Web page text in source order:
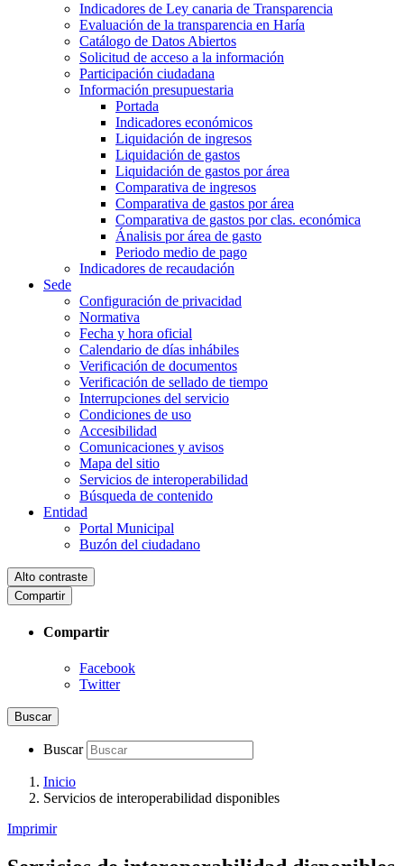
Indicadores de Ley canaria de Transparencia
Evaluación de la transparencia en Haría
Catálogo de Datos Abiertos
Solicitud de acceso a la información
Participación ciudadana
Información presupuestaria
Portada
Indicadores económicos
Liquidación de ingresos
Liquidación de gastos
Liquidación de gastos por área
Comparativa de ingresos
Comparativa de gastos por área
Comparativa de gastos por clas. económica
Ánalisis por área de gasto
Periodo medio de pago
Indicadores de recaudación
Sede
Configuración de privacidad
Normativa
Fecha y hora oficial
Calendario de días inhábiles
Verificación de documentos
Verificación de sellado de tiempo
Interrupciones del servicio
Condiciones de uso
Accesibilidad
Comunicaciones y avisos
Mapa del sitio
Servicios de interoperabilidad
Búsqueda de contenido
Entidad
Portal Municipal
Buzón del ciudadano
Alto contraste
Compartir
Compartir
Facebook
Twitter
Buscar
Buscar
Inicio
Servicios de interoperabilidad disponibles
Imprimir